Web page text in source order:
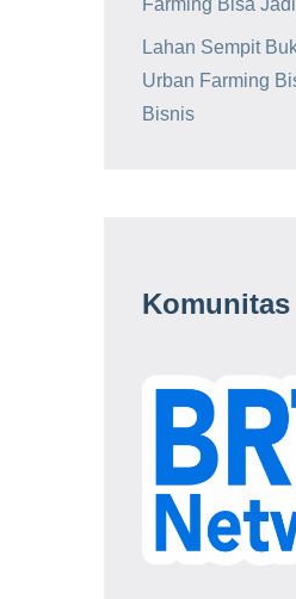
Lahan Sempit
Urban Farming
Bisnis
Komunitas